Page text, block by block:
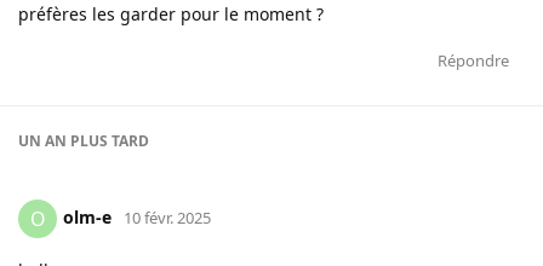
préfères les garder pour le moment ?
Répondre
UN AN PLUS TARD
O olm-e 10 févr. 2025